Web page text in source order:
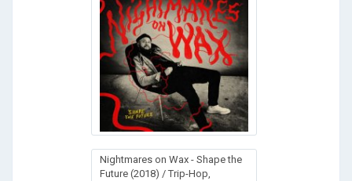
Nightmares on Wax - Shape the
Future (2018) / Trip-Hop,